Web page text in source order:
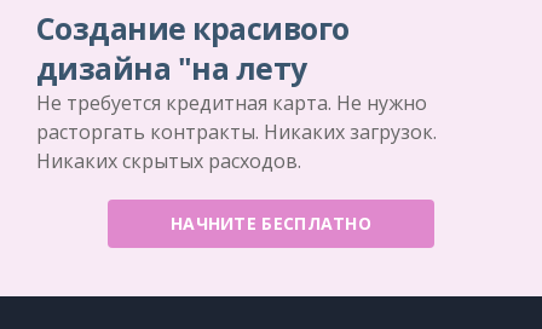
Создание красивого
дизайна "на лету
Не требуется кредитная карта. Не нужно
расторгать контракты. Никаких загрузок.
Никаких скрытых расходов.
НАЧНИТЕ БЕСПЛАТНО